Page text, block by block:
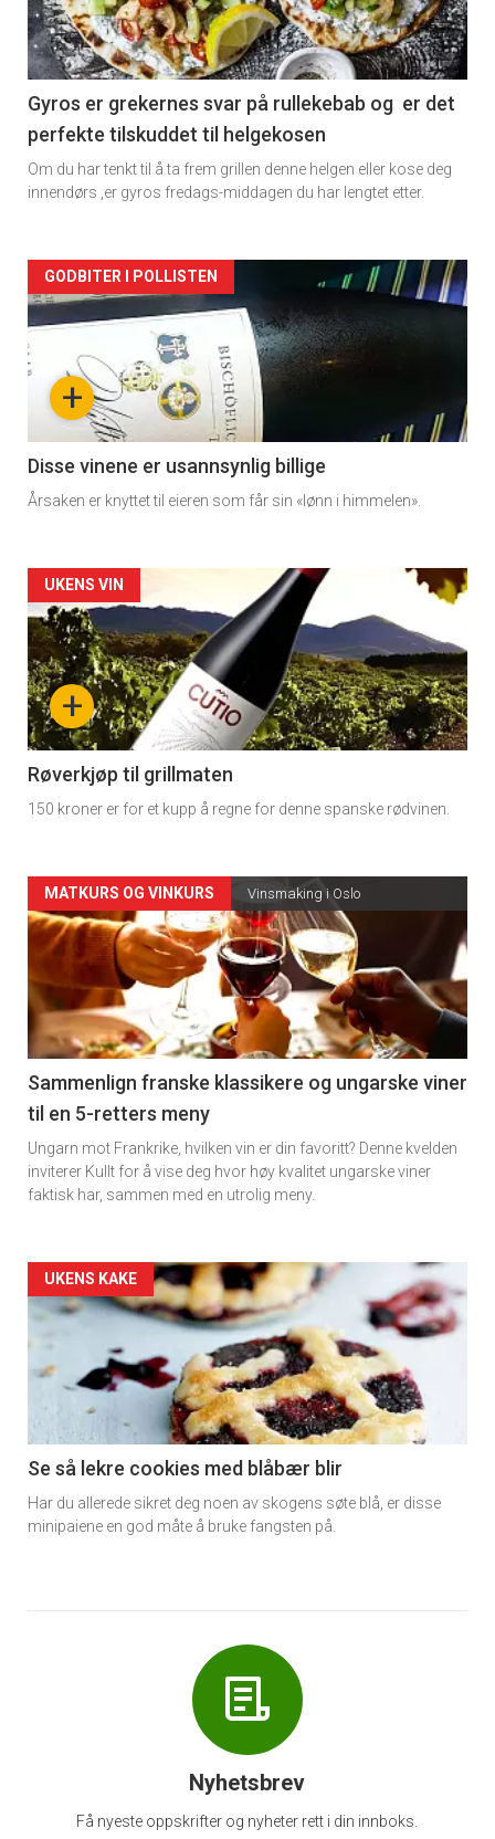
nå
-
2
Gyros er grekernes svar på rullekebab og er det
perfekte tilskuddet til helgekosen
Om du har tenkt til å ta frem grillen denne helgen eller kose deg
innendørs ,er gyros fredags-middagen du har lengtet etter.
Forsiden
akkurat
nå
3
+
GODBITER I POLLISTEN
Disse vinene er usannsynlig billige
Årsaken er knyttet til eieren som får sin «lønn i himmelen».
Forsiden
akkurat
nå
-
4
+
UKENS VIN
Røverkjøp til grillmaten
150 kroner er for et kupp å regne for denne spanske rødvinen.
Forsiden
akkurat
nå
-
5
MATKURS OG VINKURS Vinsmaking i Oslo
Sammenlign franske klassikere og ungarske viner
til en 5-retters meny
Ungarn mot Frankrike, hvilken vin er din favoritt? Denne kvelden
inviterer Kullt for å vise deg hvor høy kvalitet ungarske viner
faktisk har, sammen med en utrolig meny.
Forsiden
akkurat
nå
6
UKENS KAKE
Se så lekre cookies med blåbær blir
Har du allerede sikret deg noen av skogens søte blå, er disse
minipaiene en god måte å bruke fangsten på.
Nyhetsbrev
Få nyeste oppskrifter og nyheter rett i din innboks.